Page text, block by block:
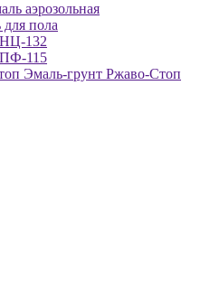
аэрозольная
пола
132
115
Эмаль-грунт Ржаво-Стоп